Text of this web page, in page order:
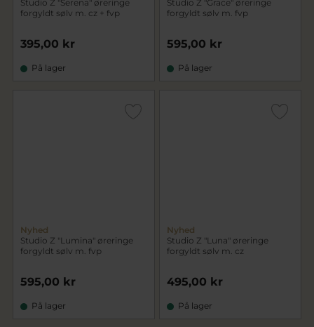
Studio Z "Serena" øreringe
forgyldt sølv m. cz + fvp
395,00 kr
På lager
Studio Z "Grace" øreringe
forgyldt sølv m. fvp
595,00 kr
På lager
Nyhed
Studio Z "Lumina" øreringe
forgyldt sølv m. fvp
595,00 kr
På lager
Nyhed
Studio Z "Luna" øreringe
forgyldt sølv m. cz
495,00 kr
På lager